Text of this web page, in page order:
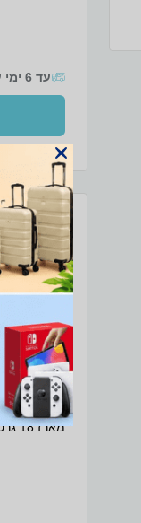
עד 6 ימי עסקים
מארז 18 גרבי ספורט mark blum
מארז 18 גרסי ספורט mark blum